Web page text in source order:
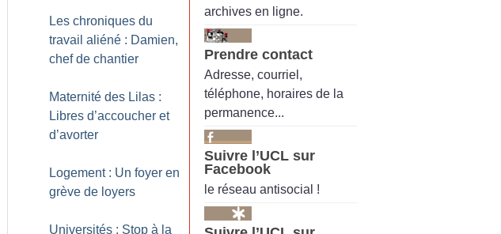
Les chroniques du
travail aliéné : Damien,
chef de chantier
Maternité des Lilas :
Libres d’accoucher et
d’avorter
Logement : Un foyer en
grève de loyers
Universités : Stop à la
archives en ligne.
Prendre contact
Adresse, courriel,
téléphone, horaires de la
permanence...
Suivre l’UCL sur
Facebook
le réseau antisocial !